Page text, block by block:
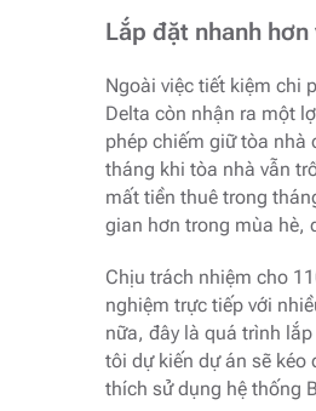
Lắp đặt nhanh
Ngoài việc tiết kiệm chi
Delta còn nhận ra một
phép chiếm giữ tòa nhà
tháng khi tòa nhà vẫn
mất tiền thuê trong
gian hơn trong mùa hè,
Chịu trách nhiệm cho
nghiệm trực tiếp với
nữa, đây là quá trình
tôi dự kiến ​​dự án sẽ
thích sử dụng hệ thống